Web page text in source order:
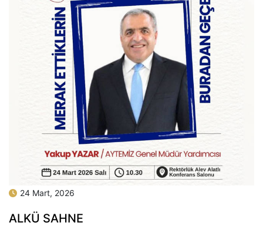
24 Mart, 2026
ALKÜ SAHNE